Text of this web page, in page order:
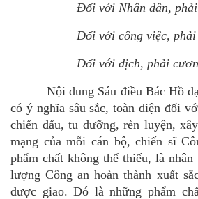
Đối với Nhân dân, phải
Đối với công việc, phải
Đối với địch, phải cương
Nội dung Sáu điều Bác Hồ dạy
có ý nghĩa sâu sắc, toàn diện đối
chiến đấu, tu dưỡng, rèn luyện,
mạng của mỗi cán bộ, chiến sĩ
phẩm chất không thể thiếu, là
lượng Công an hoàn thành xuất
được giao. Đó là những phẩm